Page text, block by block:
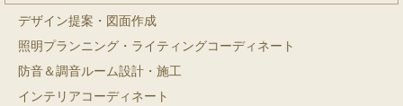
デザイン提案・図面作成
照明プランニング・ライティングコーディネート
防音＆調音ルーム設計・施工
インテリアコーディネート